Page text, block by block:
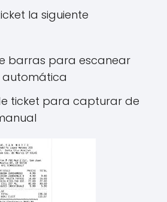
la siguiente
barras para escanear
ticket para capturar de